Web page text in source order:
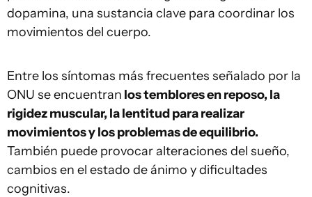
dopamina, una sustancia clave para coordinar los
movimientos del cuerpo.
Entre los síntomas más frecuentes señalado por la
ONU se encuentran los temblores en reposo, la
rigidez muscular, la lentitud para realizar
movimientos y los problemas de equilibrio.
También puede provocar alteraciones del sueño,
cambios en el estado de ánimo y dificultades
cognitivas.